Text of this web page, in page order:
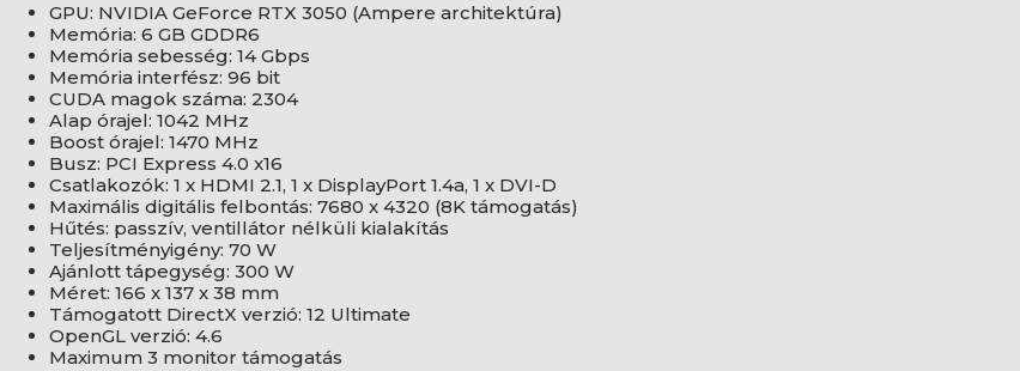
GPU: NVIDIA GeForce RTX 3050 (Ampere architektúra)
Memória: 6 GB GDDR6
Memória sebesség: 14 Gbps
Memória interfész: 96 bit
CUDA magok száma: 2304
Alap órajel: 1042 MHz
Boost órajel: 1470 MHz
Busz: PCI Express 4.0 x16
Csatlakozók: 1 x HDMI 2.1, 1 x DisplayPort 1.4a, 1 x DVI-D
Maximális digitális felbontás: 7680 x 4320 (8K támogatás)
Hűtés: passzív, ventillátor nélküli kialakítás
Teljesítményigény: 70 W
Ajánlott tápegység: 300 W
Méret: 166 x 137 x 38 mm
Támogatott DirectX verzió: 12 Ultimate
OpenGL verzió: 4.6
Maximum 3 monitor támogatás